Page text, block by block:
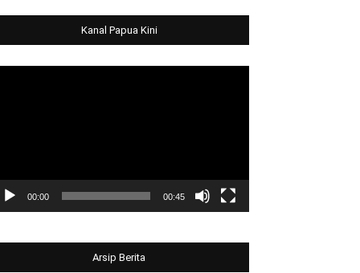
Kanal Papua Kini
00:00 00:45
Arsip Berita